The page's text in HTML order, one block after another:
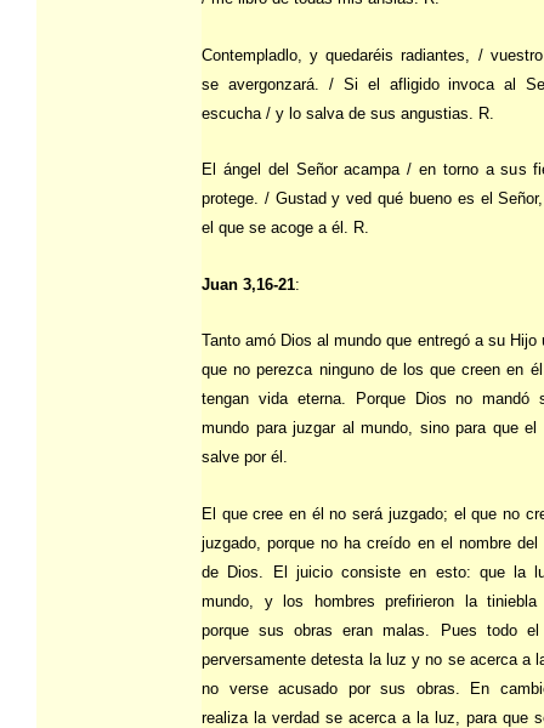
Contempladlo, y quedaréis radiantes, /
se avergonzará. / Si el afligido invoca al
escucha / y lo salva de sus angustias. R.
El ángel del Señor acampa / en torno a sus
protege. / Gustad y ved qué bueno es el
el que se acoge a él. R.
Juan 3,16-21:
Tanto amó Dios al mundo que entregó a su Hijo
que no perezca ninguno de los que creen en
tengan vida eterna. Porque Dios no mandó
mundo para juzgar al mundo, sino para que el
salve por él.
El que cree en él no será juzgado; el que no
juzgado, porque no ha creído en el nombre del
de Dios. El juicio consiste en esto: que la
mundo, y los hombres prefirieron la
porque sus obras eran malas. Pues todo el
perversamente detesta la luz y no se acerca a
no verse acusado por sus obras. En
realiza la verdad se acerca a la luz, para que